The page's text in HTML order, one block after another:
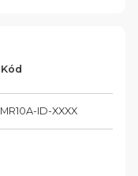
Kód
MR10A-ID-XXXX